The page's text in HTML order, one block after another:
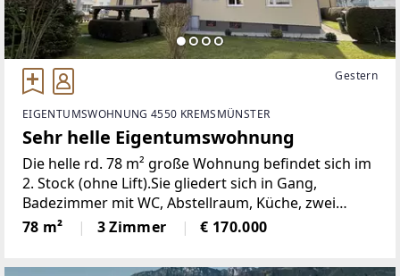
Gestern
EIGENTUMSWOHNUNG 4550 KREMSMÜNSTER
Sehr helle Eigentumswohnung
Die helle rd. 78 m² große Wohnung befindet sich im
2. Stock (ohne Lift).Sie gliedert sich in Gang,
Badezimmer mit WC, Abstellraum, Küche, zwei
Schlafzimmer und einem großzügigen Wohnzimmer
auf. Die rd. 7 m² große Loggia ist vom Wohnzimmer
78 m² 3 Zimmer € 170.000